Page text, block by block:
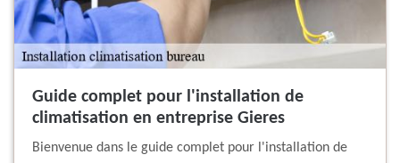
Guide complet pour l'installation de
climatisation en entreprise Gieres
Bienvenue dans le guide complet pour l'installation de